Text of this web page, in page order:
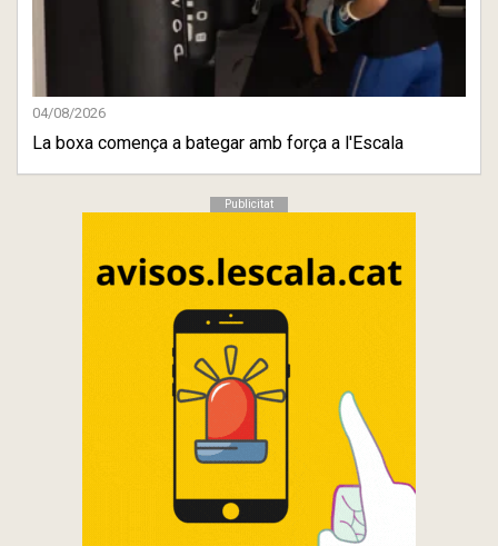
04/08/2026
La boxa comença a bategar amb força a l'Escala
Publicitat